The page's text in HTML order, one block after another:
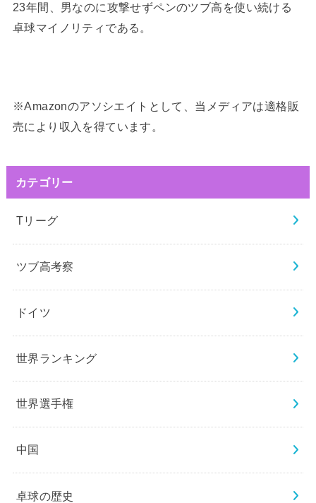
23年間、男なのに攻撃せずペンのツブ高を使い続ける
卓球マイノリティである。
※Amazonのアソシエイトとして、当メディアは適格販
売により収入を得ています。
カテゴリー
Tリーグ
ツブ高考察
ドイツ
世界ランキング
世界選手権
中国
卓球の歴史